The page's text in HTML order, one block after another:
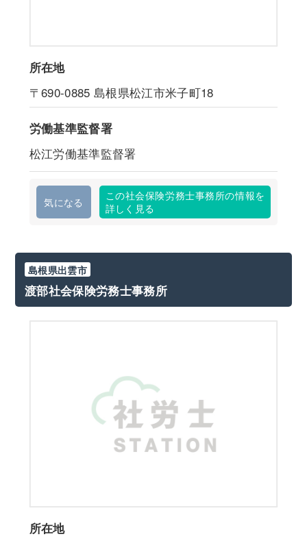
所在地
〒690-0885 島根県松江市米子町18
労働基準監督署
松江労働基準監督署
気になる
この社会保険労務士事務所の情報を
詳しく見る
島根県出雲市
渡部社会保険労務士事務所
所在地